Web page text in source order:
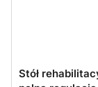
Stół